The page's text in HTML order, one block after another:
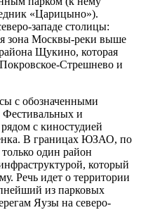
«Царицыно»).
западе столицы:
зона Москвы-реки выше
Щукино, которая
Стрешнево и
с обозначенными
Фестивальных и
с киностудией
В границах ЮЗАО, по
один район
который
Речь идет о территории
из парковых
Яузы на северо-